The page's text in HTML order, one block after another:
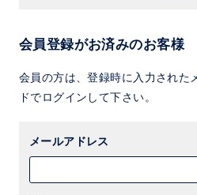
会員登録がお済みのお客様
会員の方は、登録時に入力された
ドでログインして下さい。
メールアドレス